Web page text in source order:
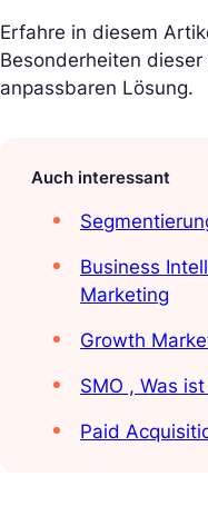
Erfahre in diesem
Besonderheiten
anpassbaren Lösung.
Auch interessant
Business
Marketing
Growth
SMO , Was
Paid